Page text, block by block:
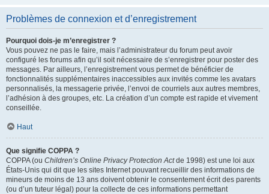
Problèmes de connexion et d’enregistrement
Pourquoi dois-je m’enregistrer ?
Vous pouvez ne pas le faire, mais l’administrateur du forum peut avoir
configuré les forums afin qu’il soit nécessaire de s’enregistrer pour poster des
messages. Par ailleurs, l’enregistrement vous permet de bénéficier de
fonctionnalités supplémentaires inaccessibles aux invités comme les avatars
personnalisés, la messagerie privée, l’envoi de courriels aux autres membres,
l’adhésion à des groupes, etc. La création d’un compte est rapide et vivement
conseillée.
Haut
Que signifie COPPA ?
COPPA (ou Children’s Online Privacy Protection Actde 1998) est une loi aux
États-Unis qui dit que les sites Internet pouvant recueillir des informations de
mineurs de moins de 13 ans doivent obtenir le consentement écrit des parents
(ou d’un tuteur légal) pour la collecte de ces informations permettant